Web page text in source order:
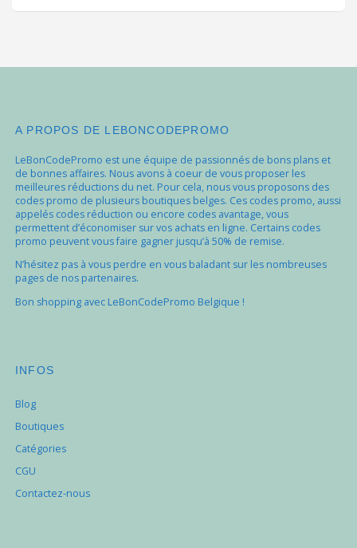
A PROPOS DE LEBONCODEPROMO
LeBonCodePromo est une équipe de passionnés de bons plans et
de bonnes affaires. Nous avons à coeur de vous proposer les
meilleures réductions du net. Pour cela, nous vous proposons des
codes promo de plusieurs boutiques belges. Ces codes promo, aussi
appelés codes réduction ou encore codes avantage, vous
permettent d’économiser sur vos achats en ligne. Certains codes
promo peuvent vous faire gagner jusqu’à 50% de remise.
N’hésitez pas à vous perdre en vous baladant sur les nombreuses
pages de nos partenaires.
Bon shopping avec LeBonCodePromo Belgique !
INFOS
Blog
Boutiques
Catégories
CGU
Contactez-nous